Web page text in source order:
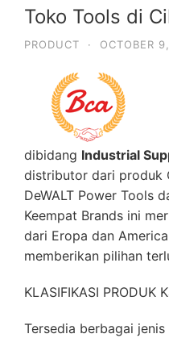
Toko Tools di
PRODUCT · OCTOBER
dibidang Industrial
distributor dari produk
DeWALT Power Tools
Keempat Brands ini
dari Eropa dan
memberikan pilihan
KLASIFIKASI PRODUK
Tersedia berbagai